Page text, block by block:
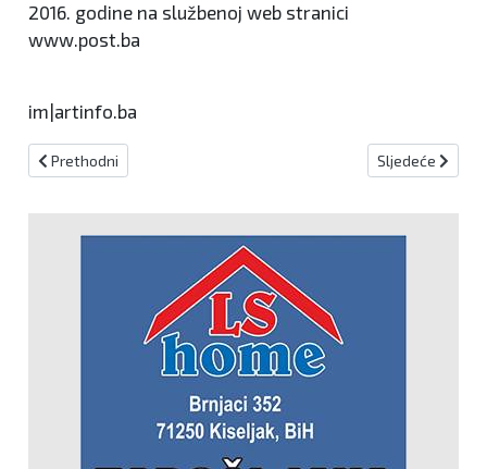
2016. godine na službenoj web stranici
www.post.ba
im|artinfo.ba
Prethodni članak: Luka Bulić opjevao pobjedu Hrvatske u ritmu
Prethodni Sljedeći
Sljedeće